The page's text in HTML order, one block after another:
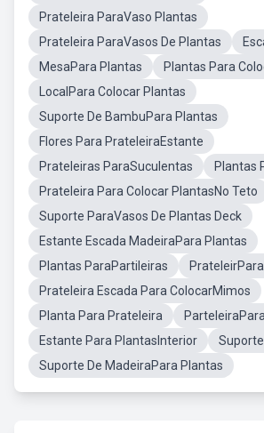
Prateleira ParaVaso Plantas
Prateleira ParaVasos De Plantas
MesaPara Plantas
Plantas Para
LocalPara Colocar Plantas
Suporte De BambuPara Plantas
Flores Para PrateleiraEstante
Prateleiras ParaSuculentas
Plantas
Prateleira Para Colocar PlantasNo Teto
Suporte ParaVasos De Plantas Deck
Estante Escada MadeiraPara Plantas
Plantas ParaPartileiras
Prateleira Escada Para ColocarMimos
Planta Para Prateleira
Estante Para PlantasInterior
Suporte De MadeiraPara Plantas